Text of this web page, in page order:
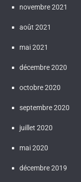
novembre 2021
août 2021
mai 2021
décembre 2020
octobre 2020
septembre 2020
juillet 2020
mai 2020
décembre 2019